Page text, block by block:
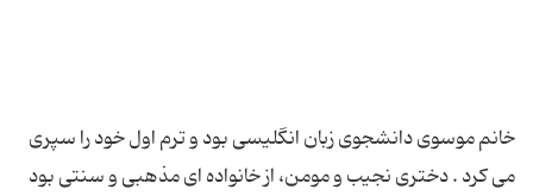
خانم موسوی دانشجوی زبان انگلیسی بود و ترم اول خود را سپری
می کرد . دختری نجیب و مومن، از خانواده ای مذهبی و سنتی بود